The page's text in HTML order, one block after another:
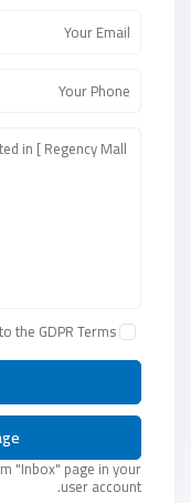
the GDPR Terms
"Inbox" page in your
user account.